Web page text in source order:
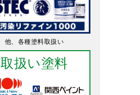
他、各種塗料取扱い
取扱い塗料